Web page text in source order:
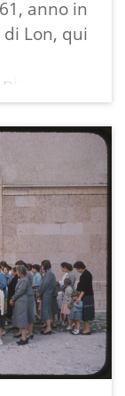
anno in
Lon, qui
è
del
Nella
di una
un
della
si nota
per il
veniva